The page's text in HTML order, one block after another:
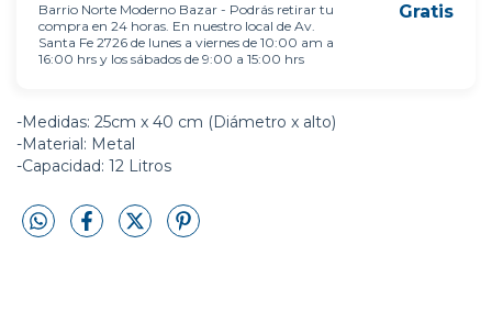
Barrio Norte Moderno Bazar - Podrás retirar tu
compra en 24 horas. En nuestro local de Av.
Santa Fe 2726 de lunes a viernes de 10:00 am a
16:00 hrs y los sábados de 9:00 a 15:00 hrs
Gratis
-Medidas: 25cm x 40 cm (Diámetro x alto)
-Material: Metal
-Capacidad: 12 Litros